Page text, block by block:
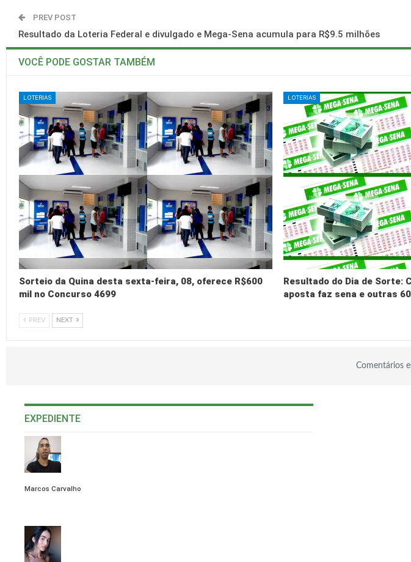
PREV POST
Resultado da Loteria Federal e divulgado e Mega-Sena acumula para R$9.5 milhões
VOCÊ PODE GOSTAR TAMBÉM
LOTERIAS
Sorteio da Quina desta sexta-feira, 08, oferece R$600
mil no Concurso 4699
LOTERIAS
Resultado do Dia de Sorte:
aposta faz sena e outras
PREV NEXT
Comentários
EXPEDIENTE
Marcos Carvalho